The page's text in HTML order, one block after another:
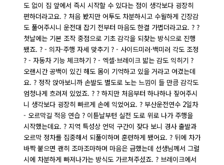
도 없이 집 앞에서 즉시 시작할 수 있다는 점이 생각보다 굉장히
편하더라고요. ? 처음 봤지만 어투도 차분하시고 수월하게 긴장감
도 풀어주시니 운전대 잡기 전부터 마음도 한결 가볍더라고요. ? ?
첫날에는 기본 조작 중점으로 기초 감각을 되찾는 방식으로 진행
됐죠. ? - 의자·주행 자세 맞추기 ? - 사이드미러·백미러 각도 조정
? - 자동차 기능 체크하기 ? - 엑셀·브레이크 밟는 감도 익히기 ?
오랜시간 공백이 있긴 해도 몸이 기억하고 있을 거라고 여겼는데
요. ? 정작 앉아보니까 손발도 별도로 노는 느낌이 들 만큼 감각도
엄청나게 흐려져 있었죠. ? ? 하지만 처음부터 하나하나 짚어주시
니 생각보다 굉장히 빠르게 손에 익었어요. ? 부산운전연수 2일차
- 오르막길 적응 연습 ? 이튿날부턴 실전 도로 위로 나가 주행을
시작했는데요. ? 지역 특성상 언덕 구간이 잦다 보니 경사 출발과
오르막 정차를 집중해서 되풀이하며 훈련하게 됐어요. ? 뒤에 차가
바짝 붙으면 괜히 조마조마하며 마음은 급했는데 선생님께서 그럴
시에 차분하게 빠져나가는 방식도 가르쳐주셨죠. ? 브레이크에서